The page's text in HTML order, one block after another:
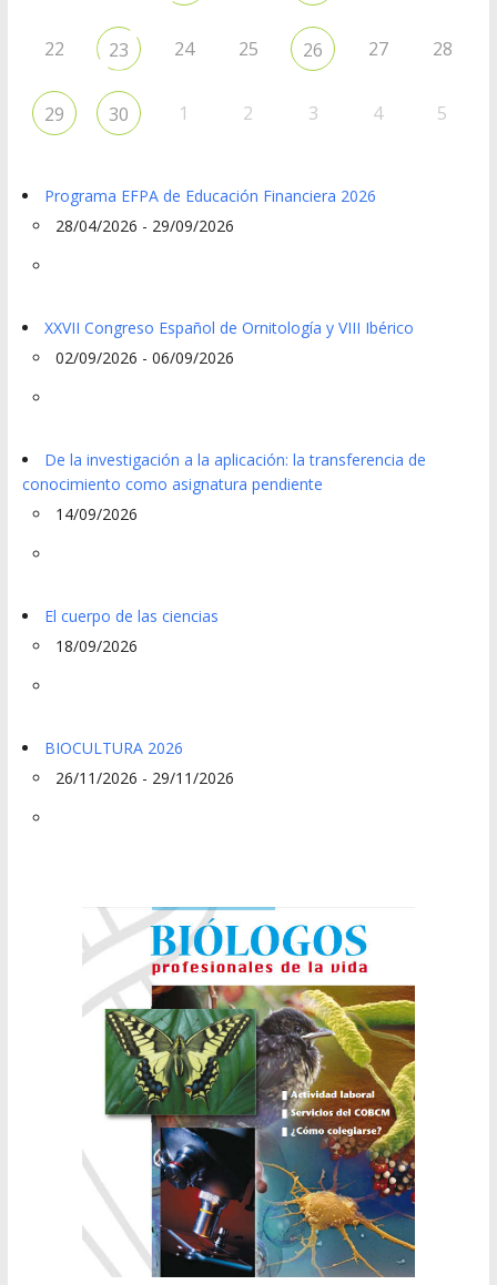
22 23 24 25 26 27 28
29 30 1 2 3 4 5
Programa EFPA de Educación Financiera 2026
28/04/2026 - 29/09/2026
XXVII Congreso Español de Ornitología y VIII Ibérico
02/09/2026 - 06/09/2026
De la investigación a la aplicación: la transferencia de
conocimiento como asignatura pendiente
14/09/2026
El cuerpo de las ciencias
18/09/2026
BIOCULTURA 2026
26/11/2026 - 29/11/2026